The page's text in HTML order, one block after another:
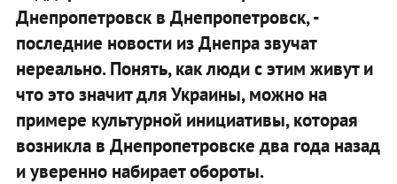
Днепропетровск в Днепропетровск, -
последние новости из Днепра звучат
нереально. Понять, как люди с этим живут и
что это значит для Украины, можно на
примере культурной инициативы, которая
возникла в Днепропетровске два года назад
и уверенно набирает обороты.